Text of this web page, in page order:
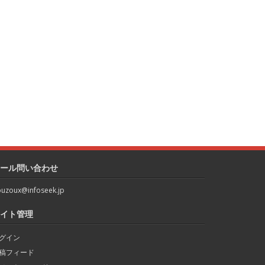
ル問い合わせ
ト管理
イン
フィード